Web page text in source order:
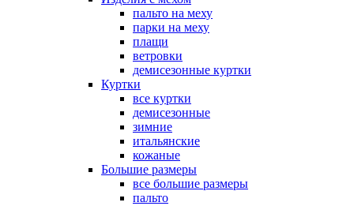
пальто на меху
парки на меху
плащи
ветровки
демисезонные куртки
Куртки
все куртки
демисезонные
зимние
итальянские
кожаные
Большие размеры
все большие размеры
пальто